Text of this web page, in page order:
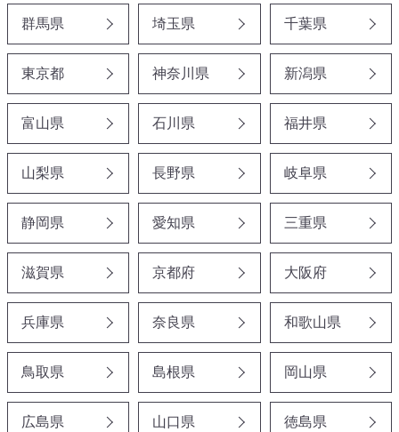
群馬県 埼玉県 千葉県
東京都 神奈川県 新潟県
富山県 石川県 福井県
山梨県 長野県 岐阜県
静岡県 愛知県 三重県
滋賀県 京都府 大阪府
兵庫県 奈良県 和歌山県
鳥取県 島根県 岡山県
広島県 山口県 徳島県